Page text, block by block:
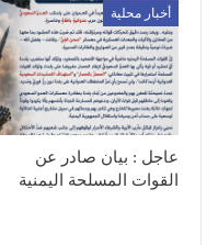
أخبار محلية
عاجل : بيان صادر عن
القوات المسلحة اليمنية